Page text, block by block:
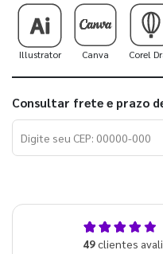
Illustrator Canva Corel
Consultar frete e prazo
49clientes